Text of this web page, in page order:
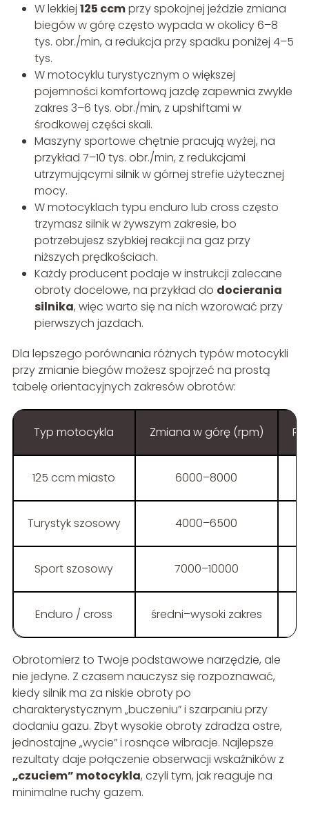
W lekkiej 125 ccmprzy spokojnej jeździe zmiana
biegów w górę często wypada w okolicy 6–8
tys. obr./min, a redukcja przy spadku poniżej 4–5
tys.
W motocyklu turystycznym o większej
pojemności komfortową jazdę zapewnia zwykle
zakres 3–6 tys. obr./min, z upshiftami w
środkowej części skali.
Maszyny sportowe chętnie pracują wyżej, na
przykład 7–10 tys. obr./min, z redukcjami
utrzymującymi silnik w górnej strefie użytecznej
mocy.
W motocyklach typu enduro lub cross często
trzymasz silnik w żywszym zakresie, bo
potrzebujesz szybkiej reakcji na gaz przy
niższych prędkościach.
Każdy producent podaje w instrukcji zalecane
obroty docelowe, na przykład do docierania
silnika, więc warto się na nich wzorować przy
pierwszych jazdach.
Dla lepszego porównania różnych typów motocykli
przy zmianie biegów możesz spojrzeć na prostą
tabelę orientacyjnych zakresów obrotów:
Typ motocykla Zmiana w górę (rpm)
125 ccm miasto 6000–8000
Turystyk szosowy 4000–6500
Sport szosowy 7000–10000
Enduro / cross średni–wysoki zakres
Obrotomierz to Twoje podstawowe narzędzie, ale
nie jedyne. Z czasem nauczysz się rozpoznawać,
kiedy silnik ma za niskie obroty po
charakterystycznym „buczeniu” i szarpaniu przy
dodaniu gazu. Zbyt wysokie obroty zdradza ostre,
jednostajne „wycie” i rosnące wibracje. Najlepsze
rezultaty daje połączenie obserwacji wskaźników z
„czuciem” motocykla, czyli tym, jak reaguje na
minimalne ruchy gazem.